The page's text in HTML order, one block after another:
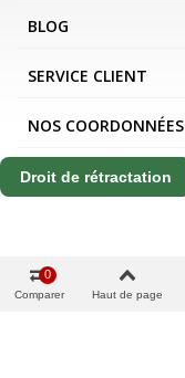
BLOG
SERVICE CLIENT
NOS COORDONNÉES
Droit de rétractation
Comparer
0
Haut de page